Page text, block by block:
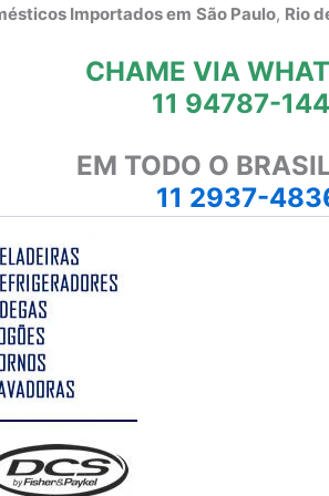
Importados em São Paulo, Rio
CHAME VIA
11 94787-
EM TODO O
11 2937-